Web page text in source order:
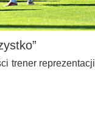
trener reprezentacji